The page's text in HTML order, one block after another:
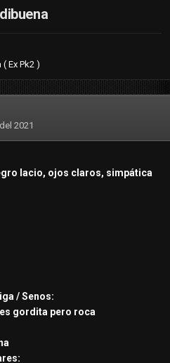
Ex Pk2 )
2021
lacio, ojos claros, simpática
/ Senos:
gordita pero roca